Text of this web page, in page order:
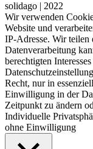
solidago | 2022
Wir verwenden
Website und
IP-Adresse. Wir teilen
Datenverarbeitung
berechtigten
Recht, nur in
Einwilligung in der
Zeitpunkt zu ändern
Individuelle
ohne Einwilligung